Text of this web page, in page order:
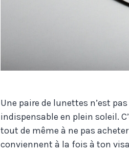
Une paire de lunettes n’est
indispensable en plein soleil.
tout de même à ne pas
conviennent à la fois à ton